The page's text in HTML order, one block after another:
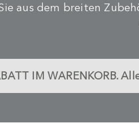
aus dem breiten
IM WARENKORB.